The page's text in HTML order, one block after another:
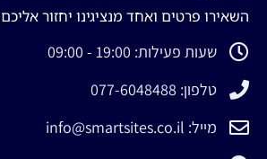
השאירו פרטים ואחד מנציגינו יחזור
שעות פעילות: 19:00 - 09:00
טלפון: 077-6048488
מייל: info@smartsites.co.il